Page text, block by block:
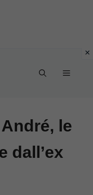
Menu
le
dall’ex